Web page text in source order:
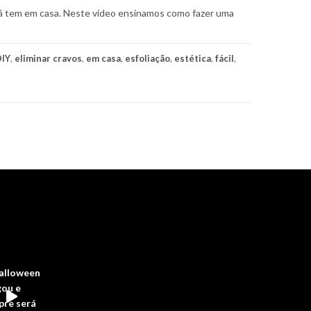
em casa. Neste vídeo ensinamos como fazer uma
, eliminar cravos, em casa, esfoliação, estética, fácil,